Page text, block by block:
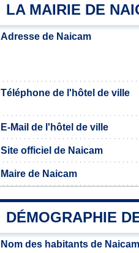
LA MAIRIE DE
Adresse de Naicam
Téléphone de l'hôtel de ville
E-Mail de l'hôtel de ville
Site officiel de Naicam
Maire de Naicam
DÉMOGRAPHIE
Nom des habitants de Naicam